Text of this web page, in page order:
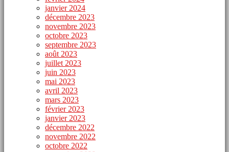
janvier 2024
décembre 2023
novembre 2023
octobre 2023
septembre 2023
août 2023
juillet 2023
juin 2023
mai 2023
avril 2023
mars 2023
février 2023
janvier 2023
décembre 2022
novembre 2022
octobre 2022